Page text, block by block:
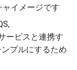
イメージです
ービスと連携す
プルにするため